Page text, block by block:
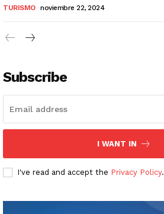
TURISMO noviembre 22, 2024
Subscribe
I WANT IN
I've read and accept the Privacy Policy.